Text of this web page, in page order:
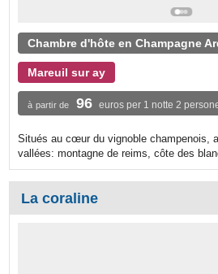
Chambre d'hôte en Champagne
Mareuil sur ay
à partir de 96 euros per 1 notte 2
Situés au cœur du vignoble champenois,
vallées: montagne de reims, côte des
La coraline